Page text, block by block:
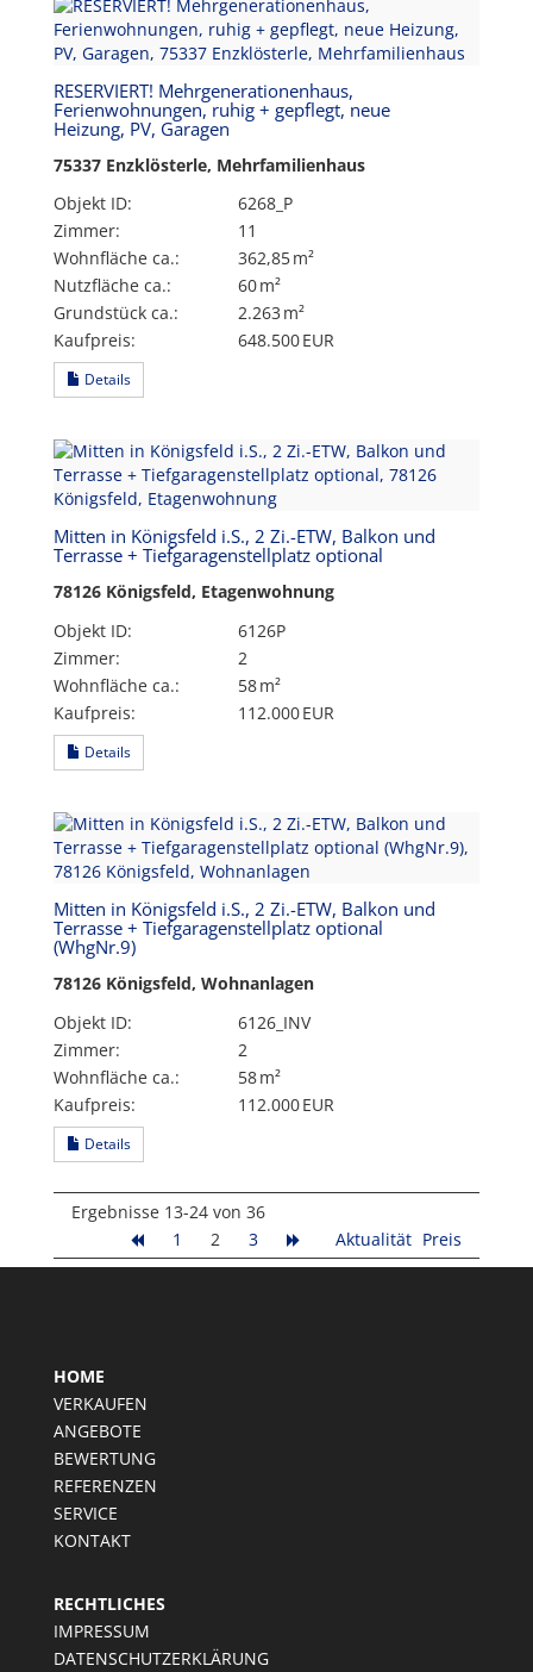
RESERVIERT! Mehrgenerationenhaus,
Ferienwohnungen, ruhig + gepflegt, neue
Heizung, PV, Garagen
75337 Enzklösterle, Mehrfamilienhaus
Objekt ID:
6268_P
Zimmer:
11
Wohnfläche ca.:
362,85 m²
Nutzfläche ca.:
60 m²
Grund­stück ca.:
2.263 m²
Kaufpreis:
648.500 EUR
Details
Mitten in Königsfeld i.S., 2 Zi.-ETW, Balkon und
Terrasse + Tiefgaragenstellplatz optional
78126 Königsfeld, Etagenwohnung
Objekt ID:
6126P
Zimmer:
2
Wohnfläche ca.:
58 m²
Kaufpreis:
112.000 EUR
Details
Mitten in Königsfeld i.S., 2 Zi.-ETW, Balkon und
Terrasse + Tiefgaragenstellplatz optional
(WhgNr.9)
78126 Königsfeld, Wohnanlagen
Objekt ID:
6126_INV
Zimmer:
2
Wohnfläche ca.:
58 m²
Kaufpreis:
112.000 EUR
Details
Ergebnisse 13-24 von 36
1
2 3 Aktualität Preis
HOME
VERKAUFEN
ANGEBOTE
BEWERTUNG
REFERENZEN
SERVICE
KONTAKT
RECHTLICHES
IMPRESSUM
DATENSCHUTZERKLÄRUNG